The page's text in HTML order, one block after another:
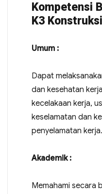
Kompetensi
K3
Umum :
Dapat
dan kesehatan
kecelakaan kerja,
keselamatan dan
penyelamatan kerja.
Akademik :
Memahami secara